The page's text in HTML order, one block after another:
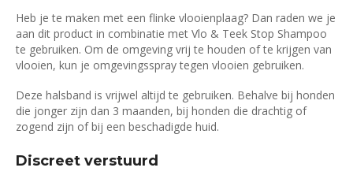
Heb je te maken met een flinke vlooienplaag? Dan raden we je
aan dit product in combinatie met Vlo & Teek Stop Shampoo
te gebruiken. Om de omgeving vrij te houden of te krijgen van
vlooien, kun je omgevingsspray tegen vlooien gebruiken.
Deze halsband is vrijwel altijd te gebruiken. Behalve bij honden
die jonger zijn dan 3 maanden, bij honden die drachtig of
zogend zijn of bij een beschadigde huid.
Discreet verstuurd